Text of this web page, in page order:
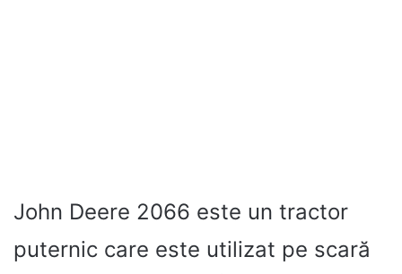
John Deere 2066 este un tractor
puternic care este utilizat pe scară